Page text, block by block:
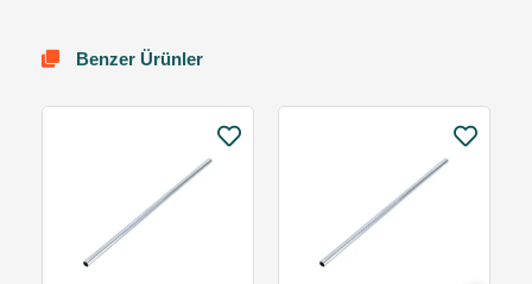
Benzer Ürünler